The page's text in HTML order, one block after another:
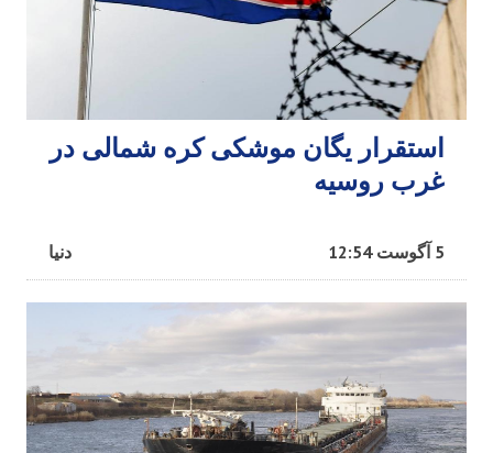
استقرار یگان موشکی کره شمالی در
غرب روسیه
دنیا 5 آگوست 12:54